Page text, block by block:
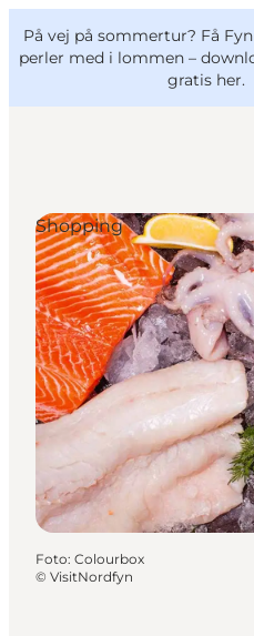
På vej på sommertur? Få
perler med i lommen –
gratis her.
Oplevelser
Outdoor
Mad og drikke
Overnatning
Book lokale
VisitFyn
Deutsch
Shopping
Foto: Colourbox
© VisitNordfyn